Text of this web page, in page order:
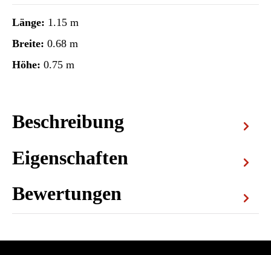
Länge: 1.15 m
Breite: 0.68 m
Höhe: 0.75 m
Beschreibung
Eigenschaften
Bewertungen